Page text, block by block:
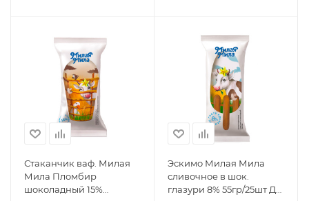
Стаканчик ваф. Милая
Мила Пломбир
шоколадный 15%
Эскимо Милая Мила
сливочное в шок.
глазури 8% 55гр/25шт До